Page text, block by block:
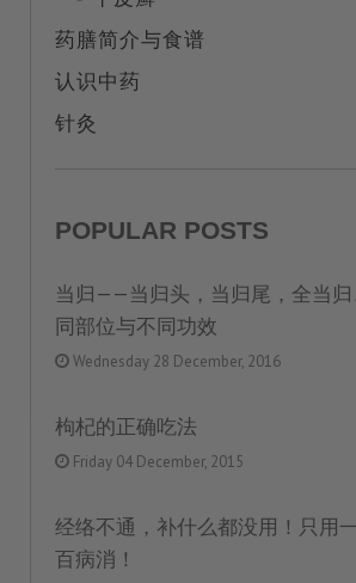
药膳简介与食谱
认识中药
针灸
POPULAR POSTS
当归——当归头，当归尾，全当
同部位与不同功效
Wednesday 28 December, 2016
枸杞的正确吃法
Friday 04 December, 2015
经络不通，补什么都没用！只用
百病消！